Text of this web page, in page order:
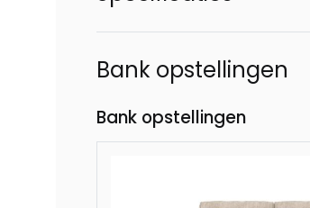
Bank opstellingen
Bank opstellingen